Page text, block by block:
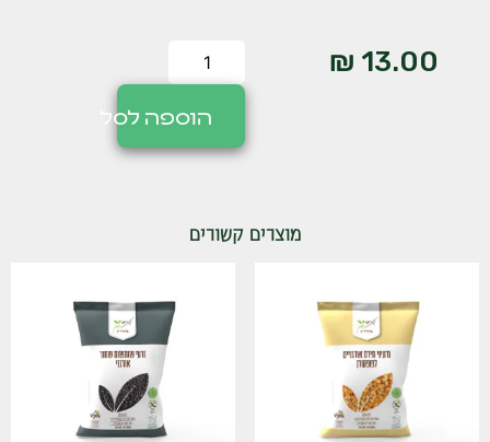
13.00
₪
הוספה לסל
מוצרים קשורים